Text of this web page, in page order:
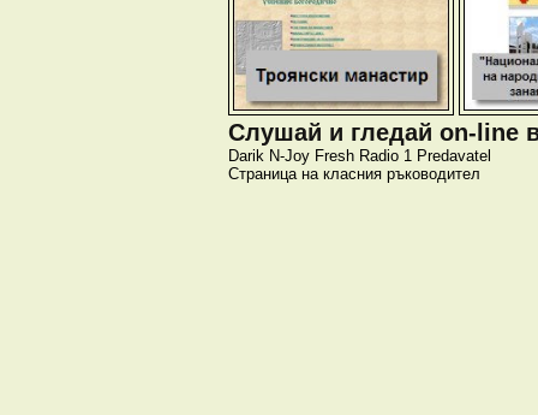
Слушай и гледай on-line
Darik N-Joy Fresh Radio 1 Predavatel
Страница на класния ръководител